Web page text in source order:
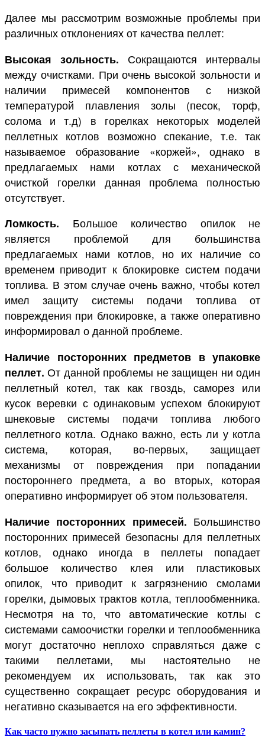
Далее мы рассмотрим возможные проблемы при
различных отклонениях от качества пеллет:
Высокая зольность. Сокращаются интервалы
между очистками. При очень высокой зольности и
наличии примесей компонентов с низкой
температурой плавления золы (песок, торф,
солома и т.д) в горелках некоторых моделей
пеллетных котлов возможно спекание, т.е. так
называемое образование «коржей», однако в
предлагаемых нами котлах с механической
очисткой горелки данная проблема полностью
отсутствует.
Ломкость. Большое количество опилок не
является проблемой для большинства
предлагаемых нами котлов, но их наличие со
временем приводит к блокировке систем подачи
топлива. В этом случае очень важно, чтобы котел
имел защиту системы подачи топлива от
повреждения при блокировке, а также оперативно
информировал о данной проблеме.
Наличие посторонних предметов в упаковке
пеллет.От данной проблемы не защищен ни один
пеллетный котел, так как гвоздь, саморез или
кусок веревки с одинаковым успехом блокируют
шнековые системы подачи топлива любого
пеллетного котла. Однако важно, есть ли у котла
система, которая, во-первых, защищает
механизмы от повреждения при попадании
постороннего предмета, а во вторых, которая
оперативно информирует об этом пользователя.
Наличие посторонних примесей. Большинство
посторонних примесей безопасны для пеллетных
котлов, однако иногда в пеллеты попадает
большое количество клея или пластиковых
опилок, что приводит к загрязнению смолами
горелки, дымовых трактов котла, теплообменника.
Несмотря на то, что автоматические котлы с
системами самоочистки горелки и теплообменника
могут достаточно неплохо справляться даже с
такими пеллетами, мы настоятельно не
рекомендуем их использовать, так как это
существенно сокращает ресурс оборудования и
негативно сказывается на его эффективности.
Как часто нужно засыпать пеллеты в котел или камин?